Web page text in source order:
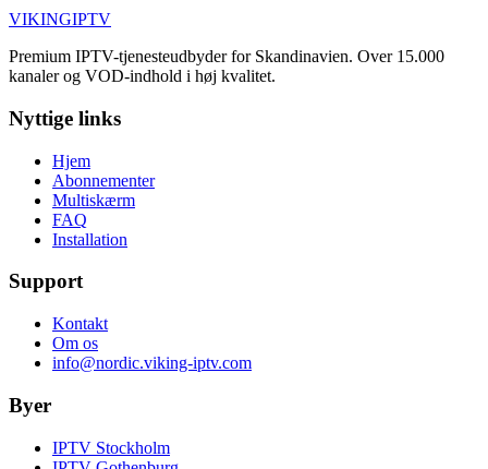
VIKINGIPTV
Premium IPTV-tjenesteudbyder for Skandinavien. Over 15.000
kanaler og VOD-indhold i høj kvalitet.
Nyttige links
Hjem
Abonnementer
Multiskærm
FAQ
Installation
Support
Kontakt
Om os
info@nordic.viking-iptv.com
Byer
IPTV Stockholm